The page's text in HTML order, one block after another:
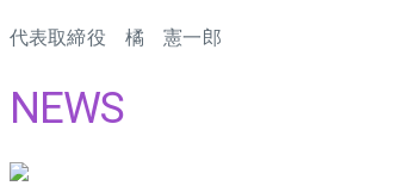
代表取締役 橘 憲一郎
NEWS